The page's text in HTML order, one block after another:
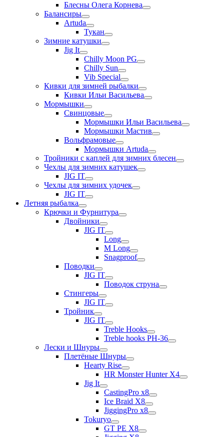
Блесны Олега Корнева
Балансиры
Artuda
Тукан
Зимние катушки
Jig It
Chilly Moon PG
Chilly Sun
Vib Special
Кивки для зимней рыбалки
Кивки Ильи Васильева
Мормышки
Свинцовые
Мормышки Ильи Васильева
Мормышки Мастив
Вольфрамовые
Мормышки Artuda
Тройники с каплей для зимних блесен
Чехлы для зимних катушек
JIG IT
Чехлы для зимних удочек
JIG IT
Летняя рыбалка
Крючки и Фурнитура
Двойники
JIG IT
Long
M Long
Snagproof
Поводки
JIG IT
Поводок струна
Стингеры
JIG IT
Тройник
JIG IT
Treble Hooks
Treble hooks PH-36
Лески и Шнуры
Плетёные Шнуры
Hearty Rise
HR Monster Hunter X4
Jig It
CastingPro x8
Ice Braid X8
JiggingPro x8
Tokuryo
GT PE X8